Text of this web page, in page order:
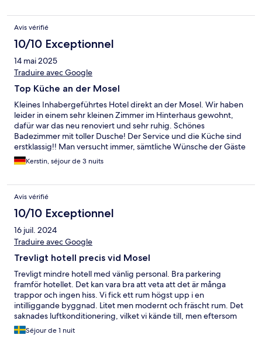
Avis vérifié
10/10 Exceptionnel
14 mai 2025
Traduire avec Google
Top Küche an der Mosel
Kleines Inhabergeführtes Hotel direkt an der Mosel. Wir haben
leider in einem sehr kleinen Zimmer im Hinterhaus gewohnt,
dafür war das neu renoviert und sehr ruhig. Schönes
Badezimmer mit toller Dusche! Der Service und die Küche sind
erstklassig!! Man versucht immer, sämtliche Wünsche der Gäste
zu erfüllen. Sehr empfehlenswert!!!
Kerstin, séjour de 3 nuits
Avis vérifié
10/10 Exceptionnel
16 juil. 2024
Traduire avec Google
Trevligt hotell precis vid Mosel
Trevligt mindre hotell med vänlig personal. Bra parkering
framför hotellet. Det kan vara bra att veta att det är många
trappor och ingen hiss. Vi fick ett rum högst upp i en
intilliggande byggnad. Litet men modernt och fräscht rum. Det
saknades luftkonditionering, vilket vi kände till, men eftersom
det var mycket varmt ute och rummet låg längst upp i
byggnaden blev det väldigt varmt. Det fanns dock en fläkt som
Séjour de 1 nuit